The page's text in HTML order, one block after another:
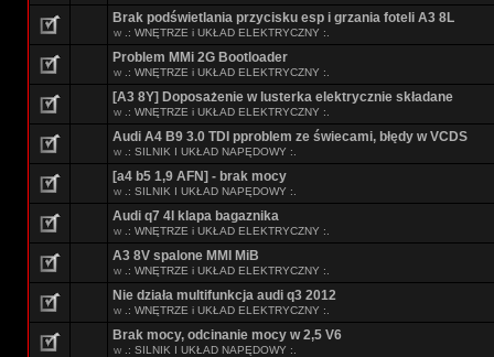
Brak podświetlania przycisku esp i grzania foteli A3 8L
w .: WNĘTRZE i UKŁAD ELEKTRYCZNY :.
Problem MMi 2G Bootloader
w .: WNĘTRZE i UKŁAD ELEKTRYCZNY :.
[A3 8Y] Doposażenie w lusterka elektrycznie składane
w .: WNĘTRZE i UKŁAD ELEKTRYCZNY :.
Audi A4 B9 3.0 TDI pproblem ze świecami, błędy w VCDS
w .: SILNIK I UKŁAD NAPĘDOWY :.
[a4 b5 1,9 AFN] - brak mocy
w .: SILNIK I UKŁAD NAPĘDOWY :.
Audi q7 4l klapa bagaznika
w .: WNĘTRZE i UKŁAD ELEKTRYCZNY :.
A3 8V spalone MMI MiB
w .: WNĘTRZE i UKŁAD ELEKTRYCZNY :.
Nie działa multifunkcja audi q3 2012
w .: WNĘTRZE i UKŁAD ELEKTRYCZNY :.
Brak mocy, odcinanie mocy w 2,5 V6
w .: SILNIK I UKŁAD NAPĘDOWY :.